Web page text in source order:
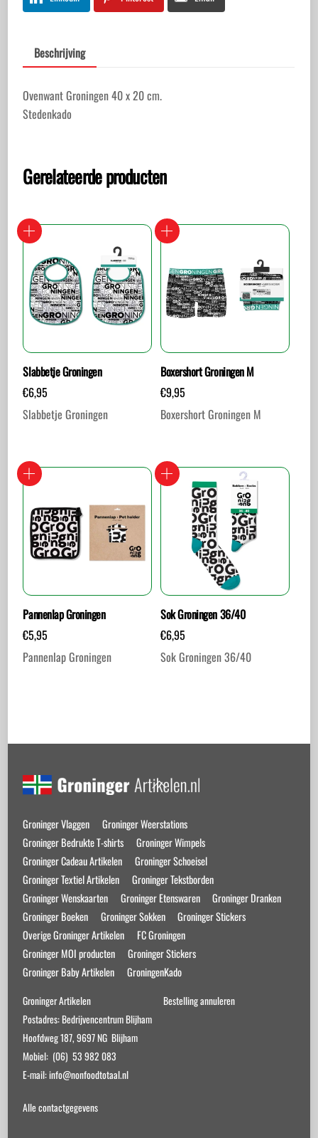
Beschrijving
Ovenwant Groningen 40 x 20 cm.
Stedenkado
Gerelateerde producten
Slabbetje Groningen
€6,95
Slabbetje Groningen
Boxershort Groningen M
€9,95
Boxershort Groningen M
Pannenlap Groningen
€5,95
Pannenlap Groningen
Sok Groningen 36/40
€6,95
Sok Groningen 36/40
Back
Top
Groninger Vlaggen
Groninger Weerstations
Groninger Bedrukte T-shirts
Groninger Wimpels
Groninger Cadeau Artikelen
Groninger Schoeisel
Groninger Textiel Artikelen
Groninger Tekstborden
Groninger Wenskaarten
Groninger Etenswaren
Groninger Dranken
Groninger Boeken
Groninger Sokken
Groninger Stickers
Overige Groninger Artikelen
FC Groningen
Groninger MOI producten
Groninger Stickers
Groninger Baby Artikelen
GroningenKado
Groninger Artikelen
Postadres: Bedrijvencentrum Blijham
Hoofdweg 187, 9697 NG Blijham
Mobiel: (06) 53 982 083
E-mail: info@nonfoodtotaal.nl
Alle contactgegevens
Bestelling annuleren